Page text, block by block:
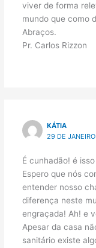
viver de forma
mundo que como
Abraços.
Pr. Carlos Rizzon
KÁTIA
29 DE
É cunhadão! é
Espero que nós
entender nosso
diferença neste
engraçada! Ah! e
Apesar da casa
sanitário existe